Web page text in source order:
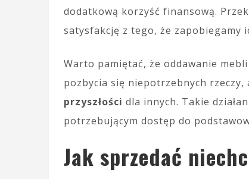
dodatkową korzyść finansową.
satysfakcję z tego, że zapobiegamy
Warto pamiętać, że oddawanie
pozbycia się niepotrzebnych
przyszłości dla innych. Takie
potrzebującym dostęp do
Jak sprzedać